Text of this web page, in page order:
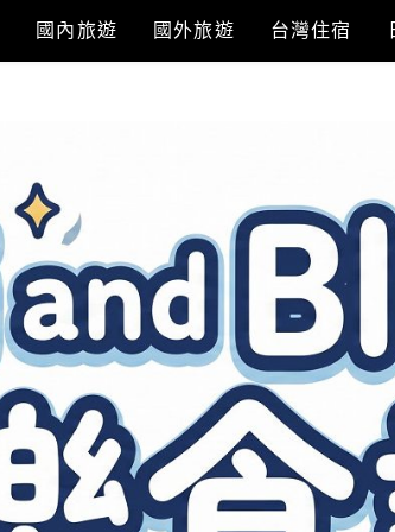
國內旅遊 國外旅遊 台灣住宿